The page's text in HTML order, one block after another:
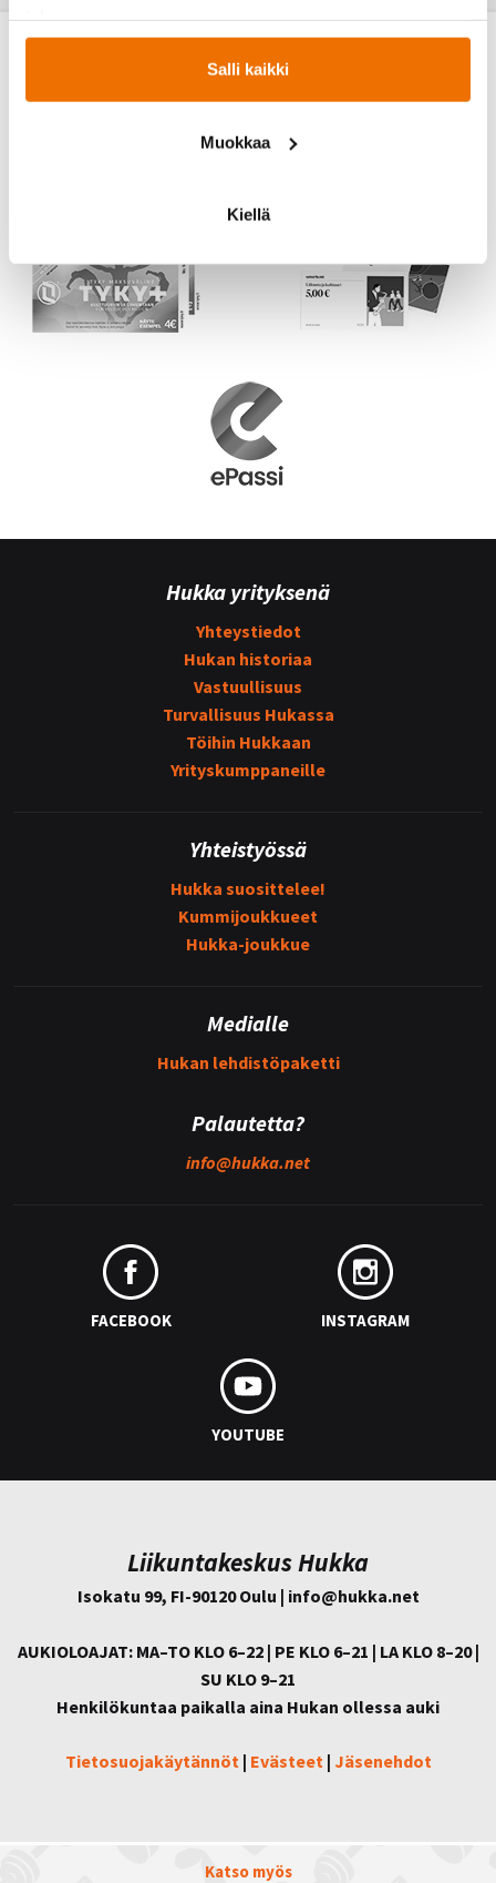
Salli kaikki
Muokkaa
Kiellä
Hukka yrityksenä
Yhteystiedot
Hukan historiaa
Vastuullisuus
Turvallisuus Hukassa
Töihin Hukkaan
Yrityskumppaneille
Yhteistyössä
Hukka suosittelee!
Kummijoukkueet
Hukka-joukkue
Medialle
Hukan lehdistöpaketti
Palautetta?
info@hukka.net
FACEBOOK INSTAGRAM
YOUTUBE
Liikuntakeskus Hukka
Isokatu 99, FI-90120 Oulu | info@hukka.net
AUKIOLOAJAT: MA–TO KLO 6–22 | PE KLO 6–21 | LA KLO 8–20 |
SU KLO 9–21
Henkilökuntaa paikalla aina Hukan ollessa auki
Tietosuojakäytännöt | Evästeet | Jäsenehdot
Katso myös